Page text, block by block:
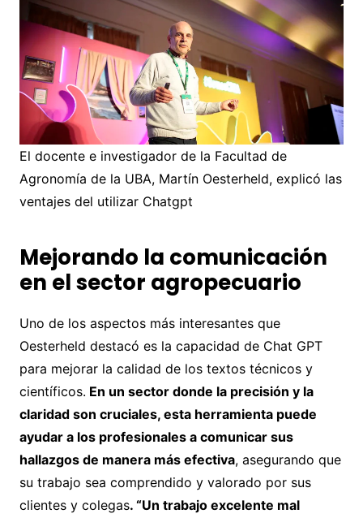
El docente e investigador de la Facultad de
Agronomía de la UBA, Martín Oesterheld, explicó las
ventajes del utilizar Chatgpt
Mejorando la comunicación
en el sector agropecuario
Uno de los aspectos más interesantes que
Oesterheld destacó es la capacidad de Chat GPT
para mejorar la calidad de los textos técnicos y
científicos. En un sector donde la precisión y la
claridad son cruciales, esta herramienta puede
ayudar a los profesionales a comunicar sus
hallazgos de manera más efectiva, asegurando que
su trabajo sea comprendido y valorado por sus
clientes y colegas. “Un trabajo excelente mal